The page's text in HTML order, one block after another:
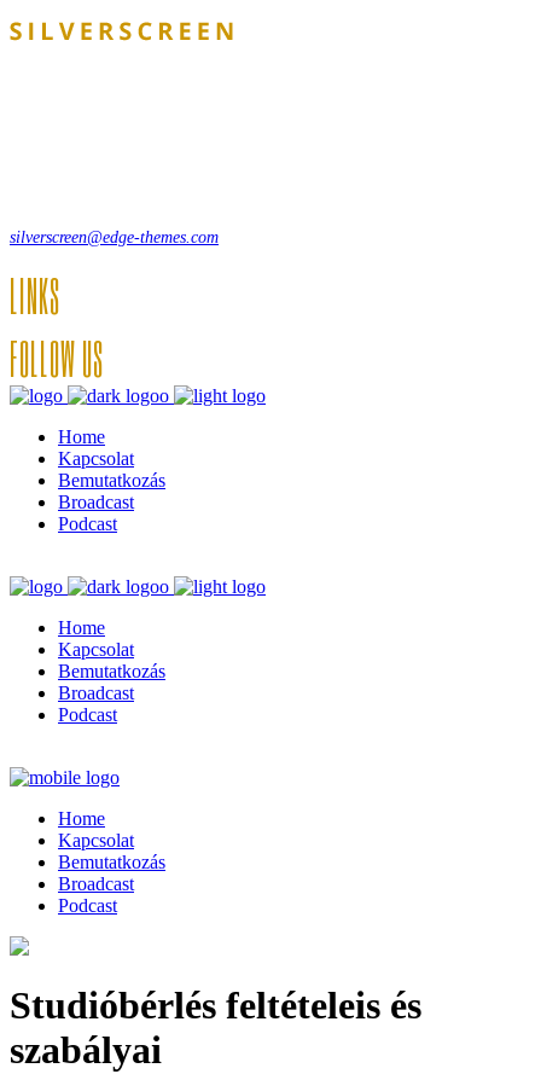
silverscreen@edge-themes.com
LINKS
FOLLOW US
Home
Kapcsolat
Bemutatkozás
Broadcast
Podcast
Home
Kapcsolat
Bemutatkozás
Broadcast
Podcast
Home
Kapcsolat
Bemutatkozás
Broadcast
Podcast
Studióbérlés feltételeis és
szabályai